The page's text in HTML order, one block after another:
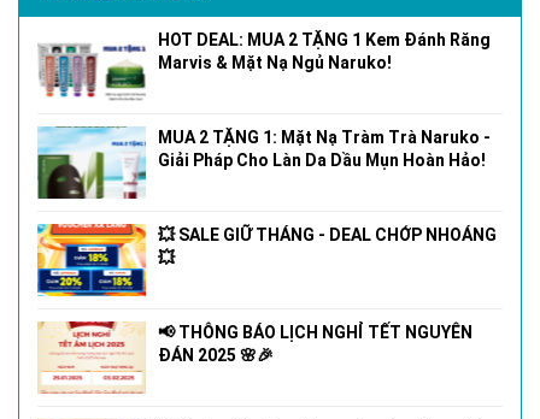
HOT DEAL: MUA 2 TẶNG 1 Kem Đánh Răng
Marvis & Mặt Nạ Ngủ Naruko!
MUA 2 TẶNG 1: Mặt Nạ Tràm Trà Naruko -
Giải Pháp Cho Làn Da Dầu Mụn Hoàn Hảo!
💥 SALE GIỮ THÁNG - DEAL CHỚP NHOÁNG
💥
📢 THÔNG BÁO LỊCH NGHỈ TẾT NGUYÊN
ĐÁN 2025 🌸🎉